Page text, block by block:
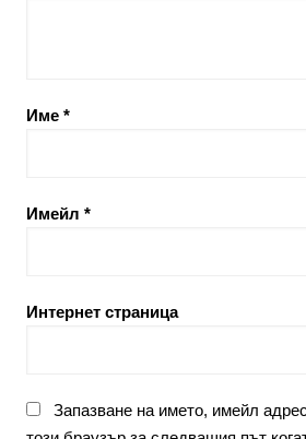
Име *
Имейл *
Интернет страница
Запазване на името, имейл